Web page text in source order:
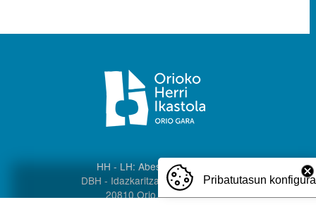
HH - LH: Abeslari Kalea, 8
DBH - Idazkaritza: Palota kalea 1
20810 Orio, Gipuzkoa
Pribatutasun